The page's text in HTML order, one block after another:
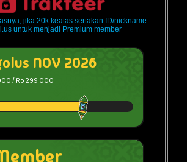
jika 20k keatas sertakan ID/nickname
untuk menjadi Premium member